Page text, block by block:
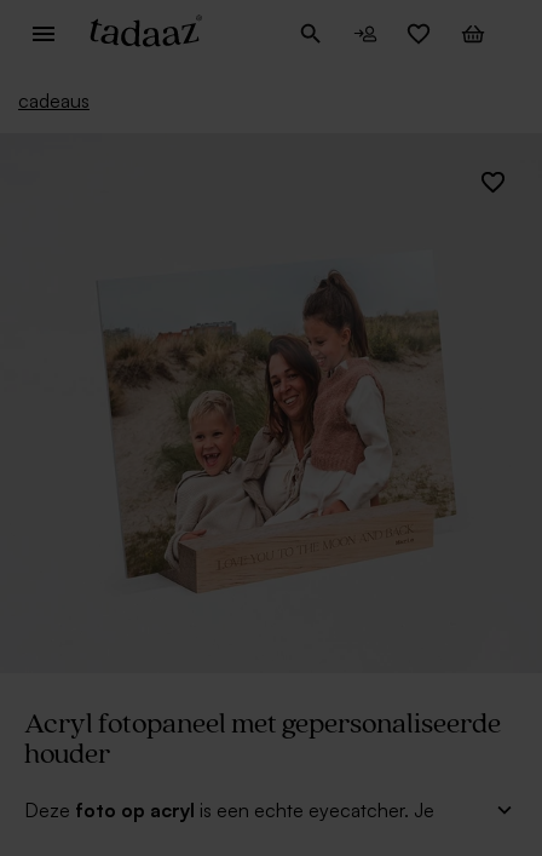
cadeaus
Acryl fotopaneel met gepersonaliseerde
houder
Deze foto op acryl is een echte eyecatcher. Je